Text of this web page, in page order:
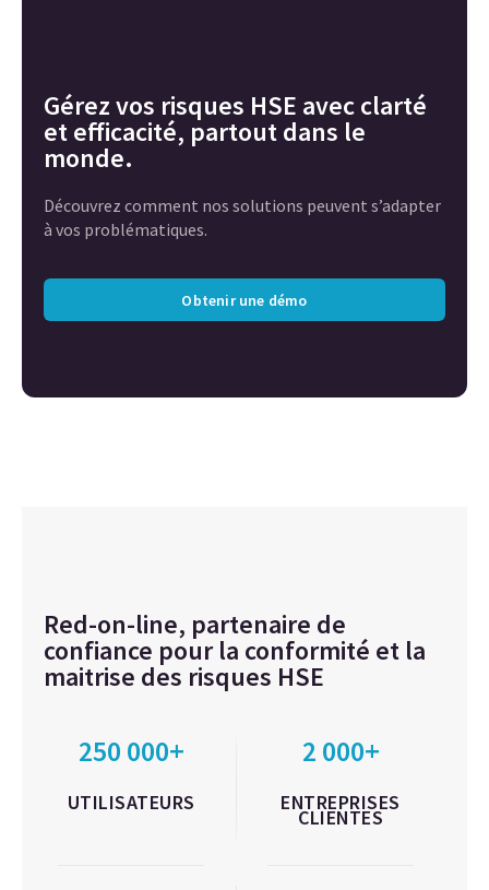
Gérez vos risques HSE avec clarté
et efficacité, partout dans le
monde.
Découvrez comment nos solutions peuvent s’adapter
à vos problématiques.
Obtenir une démo
Red-on-line, partenaire de
confiance pour la conformité et la
maitrise des risques HSE
250 000+
UTILISATEURS
2 000+
ENTREPRISES
CLIENTES